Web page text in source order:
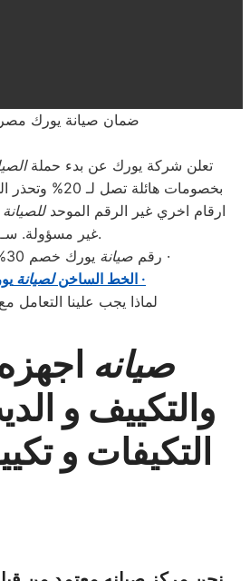
ضمان صيانة يورك مصر الجديدة
تعلن شركة يورك عن بدء حملة
بخصومات هائلة
ارقام اخري غير الرقم الموحدللصيانة
غير مسؤولة. ســـــ24ـــــاعة في خدمتك.
رقم صيانة
يورك خصم 30% خدمه عملاء يورك مصر ·
الخط الساخنلصيانة
يورك القاهرة و المحافظات ·
لماذا يجب علينا التعامل
صيانه
والتكييف و
التكيفات و